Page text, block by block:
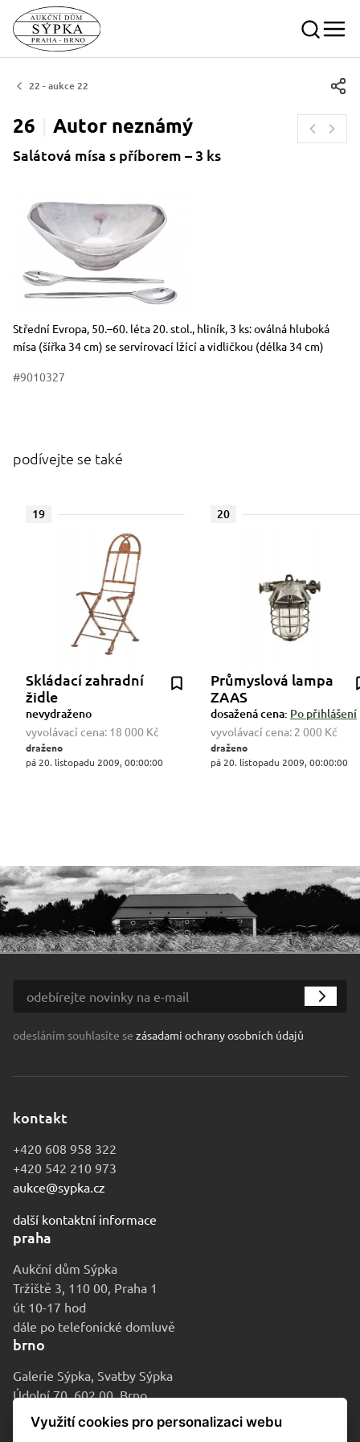
22 - aukce 22
26 Autor neznámý
Salátová mísa s příborem – 3 ks
Rozměry
Stručný popis předmětu
Střední Evropa, 50.–60. léta 20. stol., hliník, 3 ks: oválná hluboká
mísa (šířka 34 cm) se servírovací lžící a vidličkou (délka 34 cm)
#9010327
podívejte se také
19
Skládací zahradní
židle
nevydraženo
vyvolávací cena: 18 000 Kč
draženo
pá 20. listopadu 2009, 00:00:00
20
Průmyslová lampa
ZAAS
dosažená cena: Po přihlášení
vyvolávací cena: 2 000 Kč
draženo
pá 20. listopadu 2009, 00:00:00
odesláním souhlasíte se zásadami ochrany osobních údajů
kontakt
+420 608 958 322
+420 542 210 973
aukce@sypka.cz
další kontaktní informace
praha
Aukční dům Sýpka
Tržiště 3, 110 00, Praha 1
út 10-17 hod
dále po telefonické domluvě
brno
Galerie Sýpka, Svatby Sýpka
Údolní 70, 602 00, Brno
po-pá 9-16 hod
Využití cookies pro personalizaci webu